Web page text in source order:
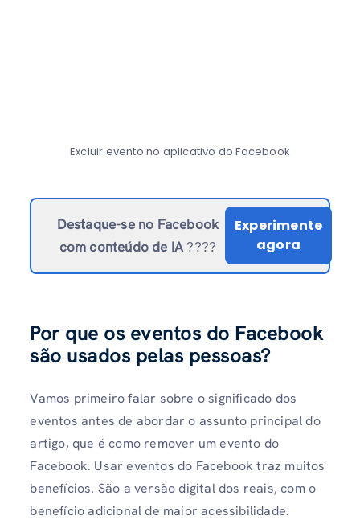
Excluir evento no aplicativo do Facebook
Destaque-se no Facebook
com conteúdo de IA????
Experimente
agora
Por que os eventos do Facebook
são usados ​​pelas pessoas?
Vamos primeiro falar sobre o significado dos
eventos antes de abordar o assunto principal do
artigo, que é como remover um evento do
Facebook. Usar eventos do Facebook traz muitos
benefícios. São a versão digital dos reais, com o
benefício adicional de maior acessibilidade.